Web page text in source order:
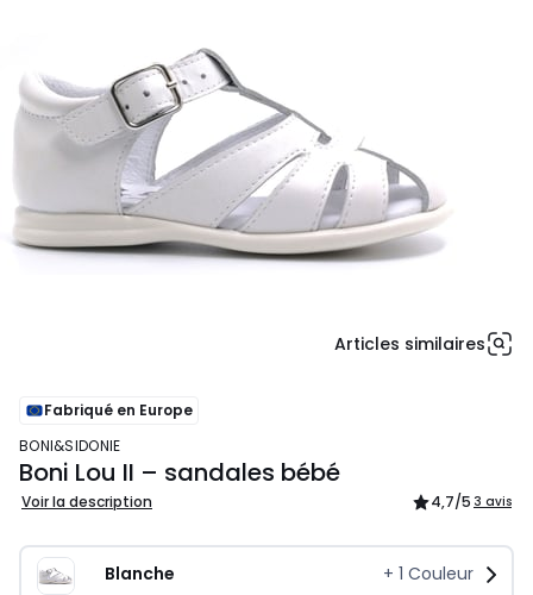
Articles similaires
Fabriqué en Europe
BONI&SIDONIE
Boni Lou II – sandales bébé
Voir la description 4,7/5 3 avis
Blanche + 1 Couleur